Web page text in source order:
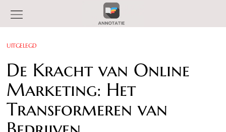
UITGELEGD
De Kracht van Online
Marketing: Het
Transformeren van